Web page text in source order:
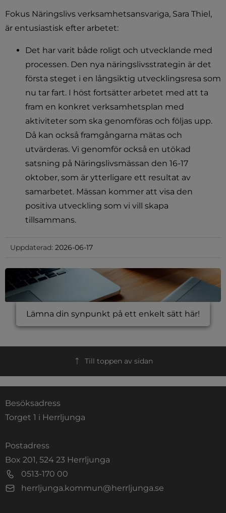
Fokus Näringslivs verksamhetsansvariga, Sara Thiel,
är entusiastisk efter arbetet:
Det har varit både roligt och utvecklande med
processen. Den nya näringslivsstrategin är det
första steget i en långsiktig utvecklingsresa som
nu tar fart. I höst fortsätter arbetet med att ta
fram en konkret verksamhetsplan med
aktiviteter som ska genomföras och följas upp.
Då kan också framgångarna mätas och
utvärderas. Vi genomför också en utökad
satsning på Näringslivsmässan den 16-17
oktober, som är ytterligare ett resultat av
samarbetet. Mässan kommer att visa den
positiva utveckling som vi vill skapa
tillsammans.
Uppdaterad: 2026-06-17
Lämna din synpunkt på ett enkelt sätt här!
Till toppen av sidan
Besöksadress
Torget 1 i Herrljunga
Postadress
Box 201, 524 23 Herrljunga
0513-170 00
herrljunga.kommun@herrljunga.se